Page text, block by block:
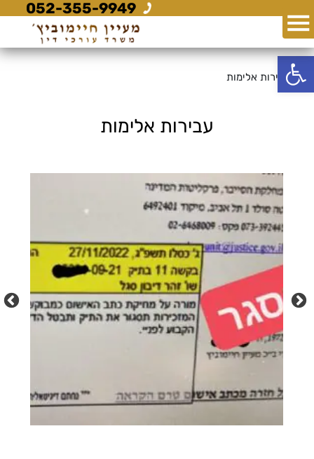
פתח סרגל נגישות
052-355-9949
עבירות אלימות
עבירות אלימות